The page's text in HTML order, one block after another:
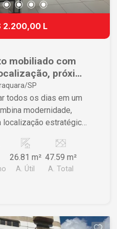
2.200,00 L
mobiliado com
próximo
e faculdades.
SP
todos os dias em um
modernidade,
estratégica.
experiência de vida
no centro da cidade.
com dormitório,
do centro,
26.81 m²
A. Útil
47.59 m²
A. Total